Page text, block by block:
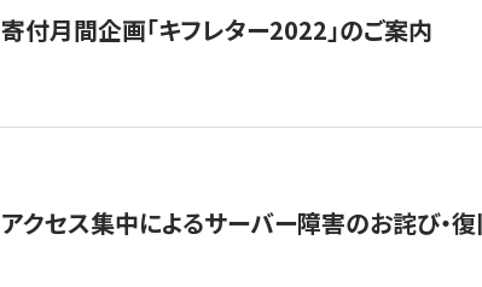
寄付月間企画「キフレター2022」のご案内
アクセス集中によるサーバー障害のお詫び・